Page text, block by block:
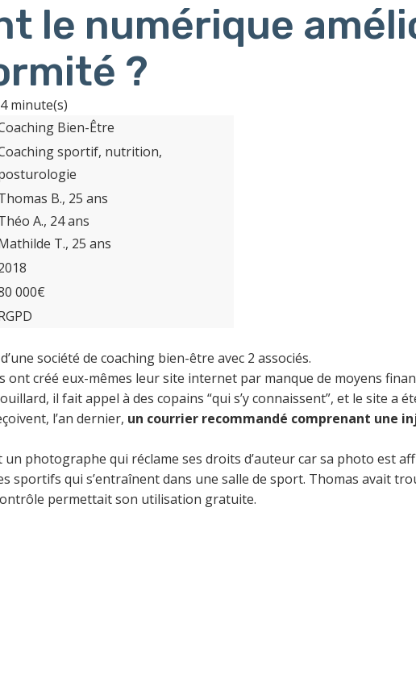
le numérique
?
minute(s)
Bien-Être
sportif, nutrition,
B., 25 ans
A., 24 ans
T., 25 ans
000€
société de coaching bien-être avec 2 associés.
ont créé eux-mêmes leur site internet par manque de moyens
il fait appel à des copains “qui s’y connaissent”, et le site a
l’an dernier, un courrier recommandé comprenant une
photographe qui réclame ses droits d’auteur car sa photo est
sportifs qui s’entraînent dans une salle de sport. Thomas avait
permettait son utilisation gratuite.